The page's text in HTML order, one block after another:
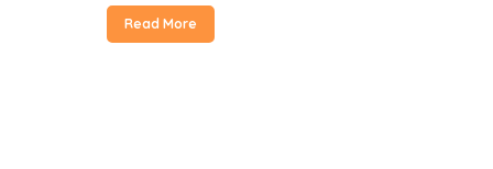
Read More